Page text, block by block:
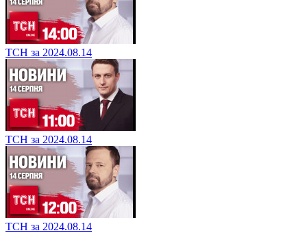
ТСН за 2024.08.14
ТСН за 2024.08.14
ТСН за 2024.08.14